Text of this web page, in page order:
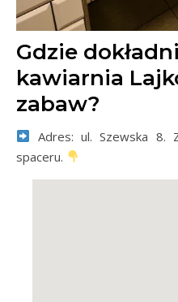
Gdzie
kawiarnia
zabaw?
Adres: ul. Szewska 8.
spaceru.